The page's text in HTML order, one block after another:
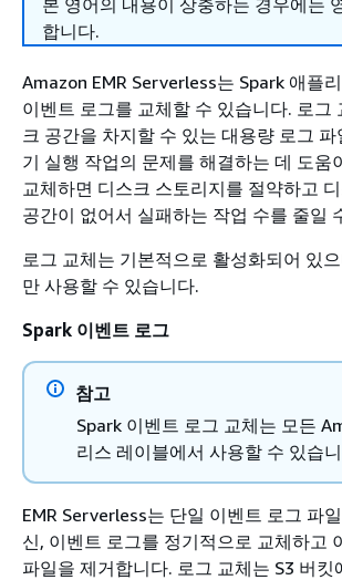
본 영어의 내용이 상충하는 경우에는
합니다.
Amazon EMR Serverless는 Spark 애플
이벤트 로그를 교체할 수 있습니다. 로그
크 공간을 차지할 수 있는 대용량 로그
기 실행 작업의 문제를 해결하는 데 도움
교체하면 디스크 스토리지를 절약하고
공간이 없어서 실패하는 작업 수를 줄일
로그 교체는 기본적으로 활성화되어 있
만 사용할 수 있습니다.
Spark 이벤트 로그
참고
Spark 이벤트 로그 교체는 모든
리스 레이블에서 사용할 수 있습
EMR Serverless는 단일 이벤트 로그 파
신, 이벤트 로그를 정기적으로 교체하고
파일을 제거합니다. 로그 교체는 S3 버킷